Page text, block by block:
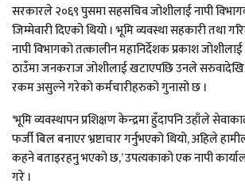
सरकारले २०६९ पुसमा सहसचिव जोशीलाई नापी
जिम्मेवारी दिएको थियो । भूमि व्यवस्था सहकारी तथा
नापी विभागको तत्कालीन महानिर्देशक प्रकाश
ठाउँमा जनकराज जोशीलाई खटाएपछि उनले
रकम असुल्ने गरेको कर्मचारीहरुको गुनासो छ ।
‘भूमि व्यवस्थापन प्रशिक्षण केन्द्रमा हुँदापनि उहाँले
फर्जी बिल बनाएर भ्रष्टाचार गर्नुभएको थियो, अहिले
कहने बताइरहनु भएको छ,’ उपत्यकाको एक नापी
गरे ।